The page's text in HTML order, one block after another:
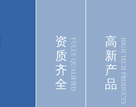
资
质
齐
全 FULLY QUALIFIED
高
新
产
品 HIGH TECH PRODUCTS